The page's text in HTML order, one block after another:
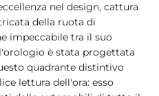
nel design, cattura
della ruota di
impeccabile tra il suo
è stata progettata
quadrante distintivo
lettura dell'ora: esso